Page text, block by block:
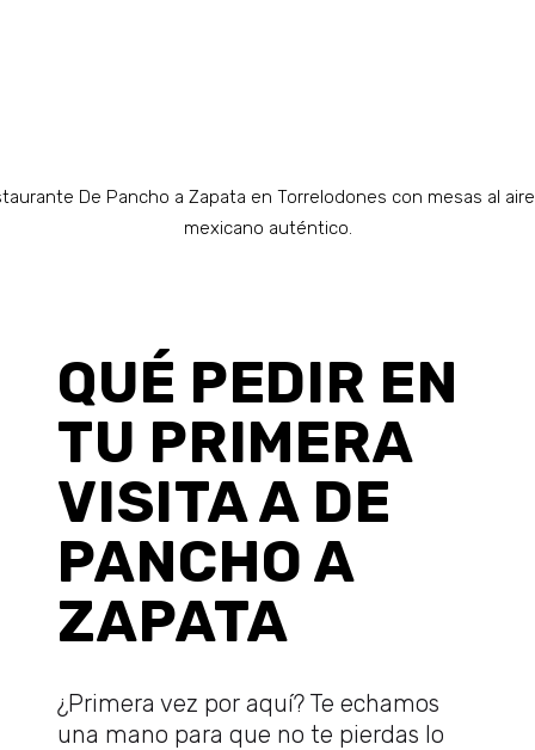
QUÉ PEDIR EN
TU PRIMERA
VISITA A DE
PANCHO A
ZAPATA
¿Primera vez por aquí? Te echamos
una mano para que no te pierdas lo